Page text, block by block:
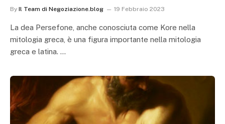
By Il Team di Negoziazione.blog 19 Febbraio 2023
La dea Persefone, anche conosciuta come Kore nella
mitologia greca, è una figura importante nella mitologia
greca e latina. …